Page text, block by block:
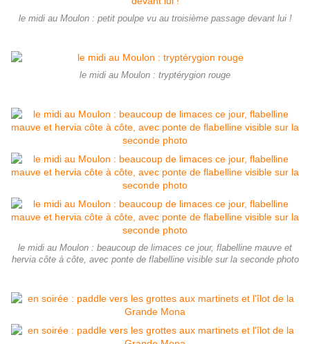
le midi au Moulon : petit poulpe vu au troisième passage devant lui !
le midi au Moulon : tryptérygion rouge
le midi au Moulon : beaucoup de limaces ce jour, flabelline mauve et
hervia côte à côte, avec ponte de flabelline visible sur la seconde photo